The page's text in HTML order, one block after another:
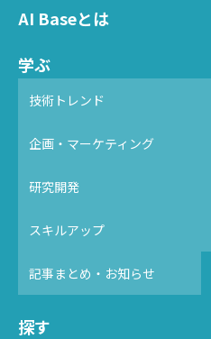
AI Baseとは
学ぶ
技術トレンド
企画・マーケティング
研究開発
スキルアップ
記事まとめ・お知らせ
探す